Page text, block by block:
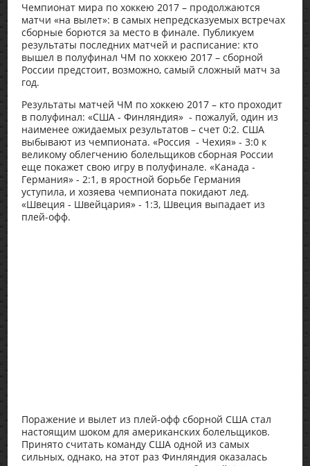
Чемпионат мира по хоккею 2017 – продолжаются
матчи «на вылет»: в самых непредсказуемых встречах
сборные борются за место в финале. Публикуем
результаты последних матчей и расписание: кто
вышел в полуфинал ЧМ по хоккею 2017 – сборной
России предстоит, возможно, самый сложный матч за
год.
Результаты матчей ЧМ по хоккею 2017 – кто проходит
в полуфинал: «США - Финляндия» - пожалуй, один из
наименее ожидаемых результатов – счет 0:2. США
выбывают из чемпионата. «Россия - Чехия» - 3:0 к
великому облегчению болельщиков сборная России
еще покажет свою игру в полуфинале. «Канада -
Германия» - 2:1, в яростной борьбе Германия
уступила, и хозяева чемпионата покидают лед.
«Швеция - Швейцария» - 1:3, Швеция выпадает из
плей-офф.
Поражение и вылет из плей-офф сборной США стал
настоящим шоком для американских болельщиков.
Принято считать команду США одной из самых
сильных, однако, на этот раз Финляндия оказалась